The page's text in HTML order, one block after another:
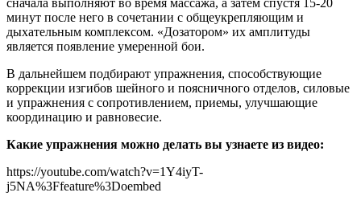
минут после него в сочетании с общеукрепляющим и
дыхательным комплексом. «Дозатором» их амплитуды
является появление умеренной бои.
В дальнейшем подбирают упражнения, способствующие
коррекции изгибов шейного и поясничного отделов, силовые
и упражнения с сопротивлением, приемы, улучшающие
координацию и равновесие.
Какие упражнения можно делать вы узнаете из видео:
https://youtube.com/watch?v=1Y4iyT-
j5NA%3Ffeature%3Doembed